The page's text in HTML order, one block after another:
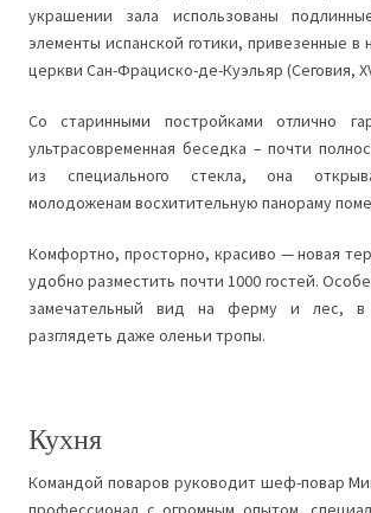
украшении зала использованы
элементы испанской готики, привезенные в
церкви Сан-Фрациско-де-Куэльяр (Сеговия,
Со старинными постройками отлично
ультрасовременная беседка – почти
из специального стекла, она
молодоженам восхитительную панораму
Комфортно, просторно, красиво — новая
удобно разместить почти 1000 гостей.
замечательный вид на ферму и лес, в
разглядеть даже оленьи тропы.
Кухня
Командой поваров руководит шеф-повар